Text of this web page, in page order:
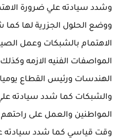
وشدد سيادته علي ضرورة
ووضع الحلول الجزرية لها
الاهتمام بالشبكات وعمل
المواصفات الفنيه الازمه
الهندسات ورئيس القطاع
والشبكات كما شدد سيادته
المواطنين والعمل على
وقت قياسي كما شدد سيادته